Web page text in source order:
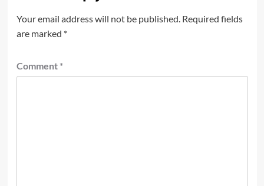
Your email address will not be published. Required fields
are marked *
Comment *